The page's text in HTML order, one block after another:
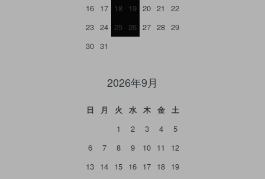
16 17 18 19 20 21
22
23 24 25 26 27 28 29
30 31
2026年9月
日 月 火 水 木 金
土
1
2 3 4
5
6
7 8 9 10 11
12
13 14 15 16 17 18 19